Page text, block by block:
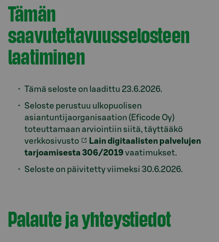
Tämän
saavutettavuusselosteen
laatiminen
Tämä seloste on laadittu 23.6.2026.
Seloste perustuu ulkopuolisen
asiantuntijaorganisaation (Eficode Oy)
toteuttamaan arviointiin siitä, täyttääkö
verkkosivusto
Lain digitaalisten palvelujen
tarjoamisesta 306/2019 vaatimukset.
Seloste on päivitetty viimeksi 30.6.2026.
Palaute ja yhteystiedot